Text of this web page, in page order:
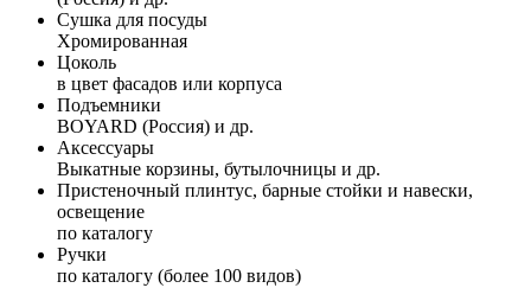
Сушка для посуды
Хромированная
Цоколь
в цвет фасадов или корпуса
Подъемники
BOYARD (Россия) и др.
Аксессуары
Выкатные корзины, бутылочницы и др.
Пристеночный плинтус, барные стойки и навески,
освещение
по каталогу
Ручки
по каталогу (более 100 видов)